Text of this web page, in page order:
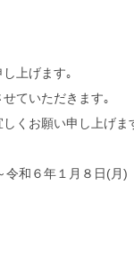
上げます｡
ていただきます｡
くお願い申し上げま
和６年１月８日(月)